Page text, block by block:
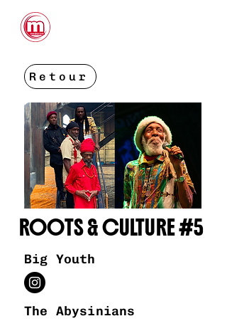
Retour
ROOTS & CULTURE #5
Big Youth
The Abysinians